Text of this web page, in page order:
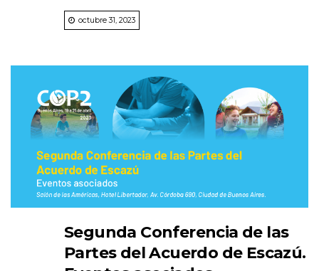
octubre 31, 2023
Segunda Conferencia de las
Partes del Acuerdo de Escazú.